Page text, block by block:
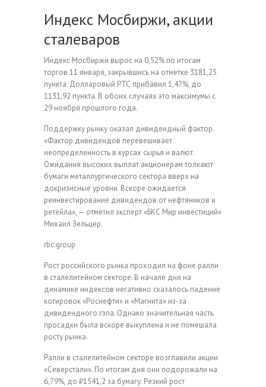
Индекс Мосбиржи, акции
сталеваров
Индекс Мосбиржи вырос на 0,52% по итогам
торгов 11 января, закрывшись на отметке 3181,25
пункта. Долларовый РТС прибавил 1,47%, до
1131,92 пункта. В обоих случаях это максимумы с
29 ноября прошлого года.
Поддержку рынку оказал дивидендный фактор.
«Фактор дивидендов перевешивает
неопределенность в курсах сырья и валют.
Ожидания высоких выплат акционерам толкают
бумаги металлургического сектора вверх на
докризисные уровни. Вскоре ожидается
реинвестирование дивидендов от нефтяников и
ретейла», — отметил эксперт «БКС Мир инвестиций»
Михаил Зельцер.
rbc.group
Рост российского рынка проходил на фоне ралли
в сталелитейном секторе. В начале дня на
динамике индексов негативно сказалось падение
котировок «Роснефти» и «Магнита» из-за
дивидендного гэпа. Однако значительная часть
просадки была вскоре выкуплена и не помешала
росту рынка.
Ралли в сталелитейном секторе возглавили акции
«Северстали». По итогам дня они подорожали на
6,79%, до ₽1541,2 за бумагу. Резкий рост